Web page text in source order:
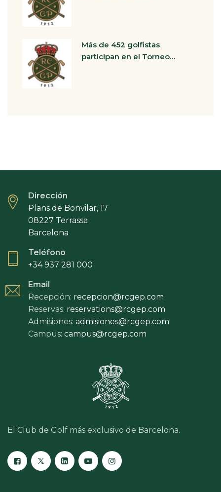
Más de 452 golfistas
participan en el Torneo…
Dirección
Plans de Bonvilar, 17
08227 Terrassa
Barcelona
Teléfono
+34 937 281 000
Email
Recepción: recepcion@rcgep.com
Reservas: reservations@rcgep.com
Admisiones: admisiones@rcgep.com
Campus: campus@rcgep.com
El Club de Golf más exclusivo de Barcelona.